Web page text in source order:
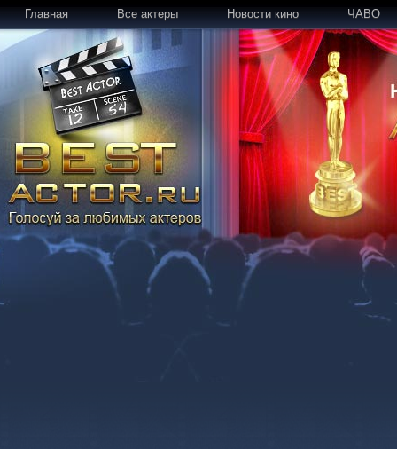
Главная Все актеры Новости кино ЧАВО